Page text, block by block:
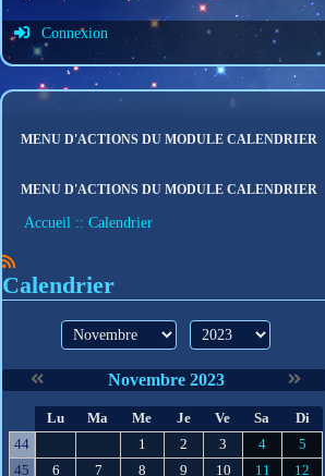
Connexion
Identifiant de connexion
Mot de passe
Connexion auto
Connexion
MENU D'ACTIONS DU MODULE CALENDRIER
MENU D'ACTIONS DU MODULE CALENDRIER
Accueil Calendrier
Calendrier
mois année
Novembre 2023
e
Lu Ma Me Je Ve Sa
Di
44
1 2 3 4
5
45
6 7 8 9 10 11
12